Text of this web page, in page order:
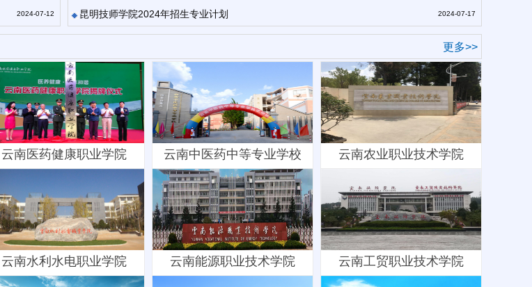
2024-07-12 昆明技师学院2024年招生专业计划 2024-07-17
更多>>
云南医药健康职业学院 云南中医药中等专业学校 云南农业职业技术学院
云南水利水电职业学院 云南能源职业技术学院 云南工贸职业技术学院